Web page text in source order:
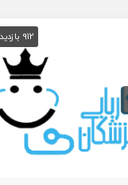
912 بازدید